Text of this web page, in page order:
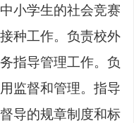
小学生的社会竞赛
种工作。 负责校外
指导管理工作。 负
监督和管理。指导
导的规章制度和标